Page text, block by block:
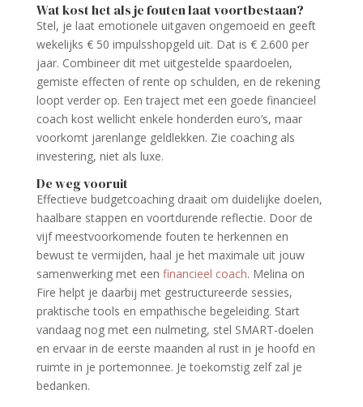
Wat kost het als je fouten laat voortbestaan?
Stel, je laat emotionele uitgaven ongemoeid en geeft
wekelijks € 50 impuls­shop­geld uit. Dat is € 2.600 per
jaar. Combineer dit met uitgestelde spaardoelen,
gemiste effecten of rente op schulden, en de rekening
loopt verder op. Een traject met een goede financieel
coach kost wellicht enkele honderden euro’s, maar
voorkomt jarenlange geldlekken. Zie coaching als
investering, niet als luxe.
De weg vooruit
Effectieve budgetcoaching draait om duidelijke doelen,
haalbare stappen en voortdurende reflectie. Door de
vijf meestvoorkomende fouten te herkennen en
bewust te vermijden, haal je het maximale uit jouw
samenwerking met een financieel coach. Melina on
Fire helpt je daarbij met gestructureerde sessies,
praktische tools en empathische begeleiding. Start
vandaag nog met een nulmeting, stel SMART-doelen
en ervaar in de eerste maanden al rust in je hoofd en
ruimte in je portemonnee. Je toekomstig zelf zal je
bedanken.